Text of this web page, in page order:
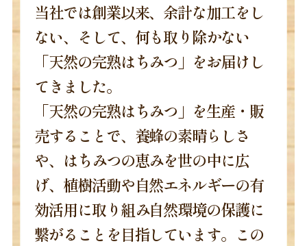
当社では創業以来、余計な加工をし
ない、そして、何も取り除かない
「天然の完熟はちみつ」をお届けし
てきました。
「天然の完熟はちみつ」を生産・販
売することで、養蜂の素晴らしさ
や、はちみつの恵みを世の中に広
げ、植樹活動や自然エネルギーの有
効活用に取り組み自然環境の保護に
繋がることを目指しています。この